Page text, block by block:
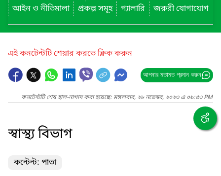
আইন ও নীতিমালা
প্রকল্প সমূহ গ্যালারি জরুরী যোগাযোগ
এই কনটেন্টটি শেয়ার করতে ক্লিক করুন
আপনার মতামত প্রদান করুন
কনটেন্টটি শেষ হাল-নাগাদ করা হয়েছে: মঙ্গলবার, ২৮ নভেম্বর, ২০২৩ এ ০৯:৫৩ PM
স্বাস্থ্য বিভাগ
কন্টেন্ট: পাতা